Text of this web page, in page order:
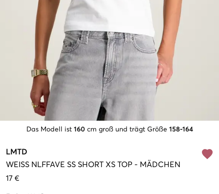
Das Modell ist 160 cm groß und trägt Größe 158-164
LMTD
WEISS
NLFFAVE SS SHORT XS TOP - MÄDCHEN
17 €